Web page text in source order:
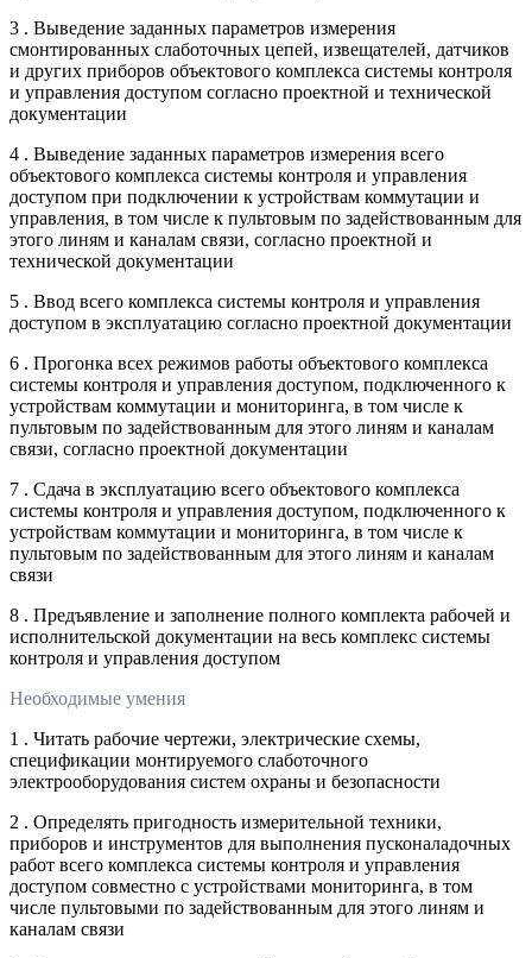
3 . Выведение заданных параметров измерения
смонтированных слаботочных цепей, извещателей, датчиков
и других приборов объектового комплекса системы контроля
и управления доступом согласно проектной и технической
документации
4 . Выведение заданных параметров измерения всего
объектового комплекса системы контроля и управления
доступом при подключении к устройствам коммутации и
управления, в том числе к пультовым по задействованным для
этого линям и каналам связи, согласно проектной и
технической документации
5 . Ввод всего комплекса системы контроля и управления
доступом в эксплуатацию согласно проектной документации
6 . Прогонка всех режимов работы объектового комплекса
системы контроля и управления доступом, подключенного к
устройствам коммутации и мониторинга, в том числе к
пультовым по задействованным для этого линям и каналам
связи, согласно проектной документации
7 . Сдача в эксплуатацию всего объектового комплекса
системы контроля и управления доступом, подключенного к
устройствам коммутации и мониторинга, в том числе к
пультовым по задействованным для этого линям и каналам
связи
8 . Предъявление и заполнение полного комплекта рабочей и
исполнительской документации на весь комплекс системы
контроля и управления доступом
Необходимые умения
1 . Читать рабочие чертежи, электрические схемы,
спецификации монтируемого слаботочного
электрооборудования систем охраны и безопасности
2 . Определять пригодность измерительной техники,
приборов и инструментов для выполнения пусконаладочных
работ всего комплекса системы контроля и управления
доступом совместно с устройствами мониторинга, в том
числе пультовыми по задействованным для этого линям и
каналам связи